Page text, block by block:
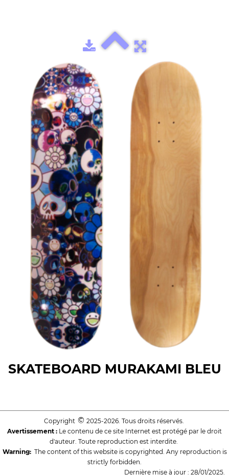
SKATEBOARD MURAKAMI BLEU
Copyright © 2025-2026. Tous droits réservés.
Avertissement : Le contenu de ce site Internet est protégé par le droit
d'auteur. Toute reproduction est interdite.
Warning: The content of this website is copyrighted. Any reproduction is
strictly forbidden.
Dernière mise à jour : 28/01/2025.